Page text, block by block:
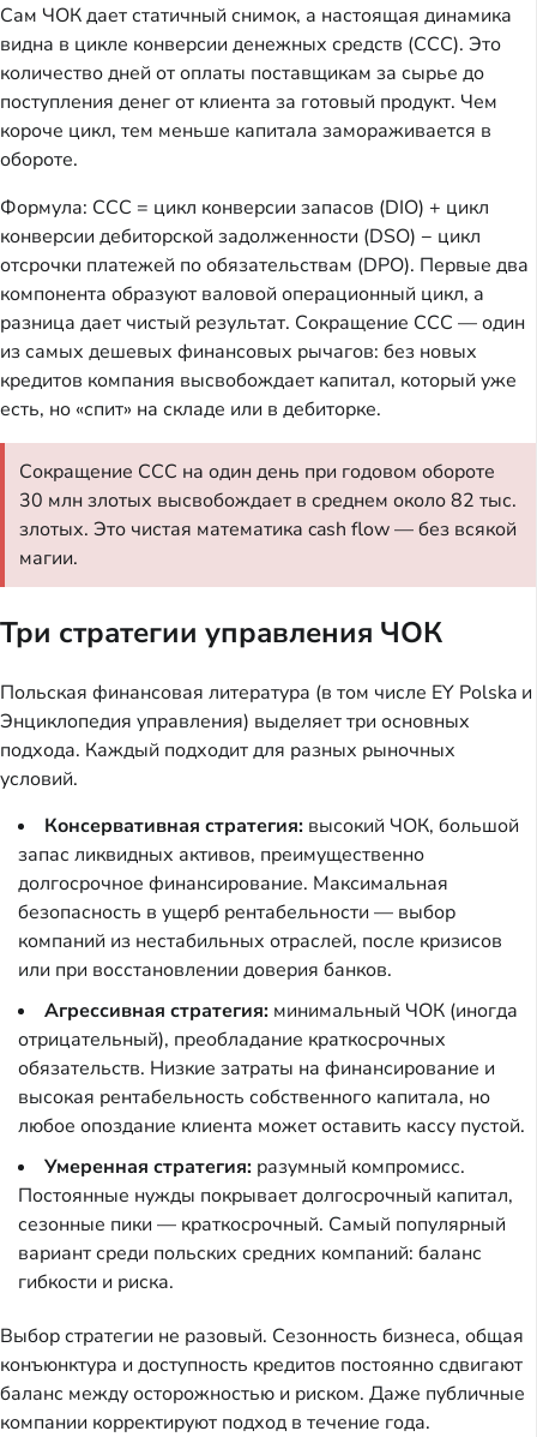
Сам ЧОК дает статичный снимок, а настоящая динамика
видна в цикле конверсии денежных средств (CCC). Это
количество дней от оплаты поставщикам за сырье до
поступления денег от клиента за готовый продукт. Чем
короче цикл, тем меньше капитала замораживается в
обороте.
Формула: CCC = цикл конверсии запасов (DIO) + цикл
конверсии дебиторской задолженности (DSO) − цикл
отсрочки платежей по обязательствам (DPO). Первые два
компонента образуют валовой операционный цикл, а
разница дает чистый результат. Сокращение CCC — один
из самых дешевых финансовых рычагов: без новых
кредитов компания высвобождает капитал, который уже
есть, но «спит» на складе или в дебиторке.
Сокращение CCC на один день при годовом обороте
30 млн злотых высвобождает в среднем около 82 тыс.
злотых. Это чистая математика cash flow — без всякой
магии.
Три стратегии управления ЧОК
Польская финансовая литература (в том числе EY Polska и
Энциклопедия управления) выделяет три основных
подхода. Каждый подходит для разных рыночных
условий.
Консервативная стратегия: высокий ЧОК, большой
запас ликвидных активов, преимущественно
долгосрочное финансирование. Максимальная
безопасность в ущерб рентабельности — выбор
компаний из нестабильных отраслей, после кризисов
или при восстановлении доверия банков.
Агрессивная стратегия: минимальный ЧОК (иногда
отрицательный), преобладание краткосрочных
обязательств. Низкие затраты на финансирование и
высокая рентабельность собственного капитала, но
любое опоздание клиента может оставить кассу пустой.
Умеренная стратегия: разумный компромисс.
Постоянные нужды покрывает долгосрочный капитал,
сезонные пики — краткосрочный. Самый популярный
вариант среди польских средних компаний: баланс
гибкости и риска.
Выбор стратегии не разовый. Сезонность бизнеса, общая
конъюнктура и доступность кредитов постоянно сдвигают
баланс между осторожностью и риском. Даже публичные
компании корректируют подход в течение года.